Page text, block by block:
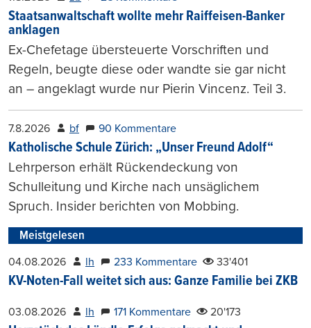
Staatsanwaltschaft wollte mehr Raiffeisen-Banker
anklagen
Ex-Chefetage übersteuerte Vorschriften und
Regeln, beugte diese oder wandte sie gar nicht
an – angeklagt wurde nur Pierin Vincenz. Teil 3.
7.8.2026 bf 90 Kommentare
Katholische Schule Zürich: „Unser Freund Adolf“
Lehrperson erhält Rückendeckung von
Schulleitung und Kirche nach unsäglichem
Spruch. Insider berichten von Mobbing.
Meistgelesen
04.08.2026 lh 233 Kommentare 33'401
KV-Noten-Fall weitet sich aus: Ganze Familie bei ZKB
03.08.2026 lh 171 Kommentare 20'173